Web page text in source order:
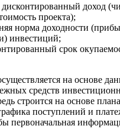
доход
проекта);
норма доходности
инвестиций;
срок
на основе
средств
строится на основе
поступлений и
первоначальная